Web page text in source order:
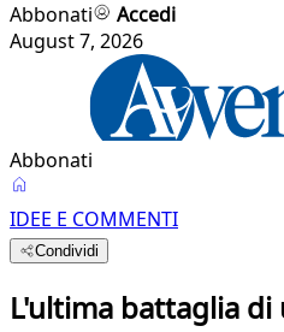
Abbonati
Accedi
August 7, 2026
Abbonati
IDEE E COMMENTI
Condividi
L'ultima battaglia